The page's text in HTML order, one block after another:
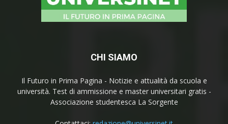
CHI SIAMO
Il Futuro in Prima Pagina - Notizie e attualità da scuola e
università. Test di ammissione e master universitari gratis -
Associazione studentesca La Sorgente